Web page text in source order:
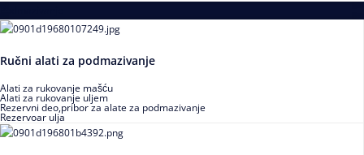
Ručni alati za podmazivanje
Alati za rukovanje mašću
Alati za rukovanje uljem
Rezervni deo,pribor za alate za podmazivanje
Rezervoar ulja